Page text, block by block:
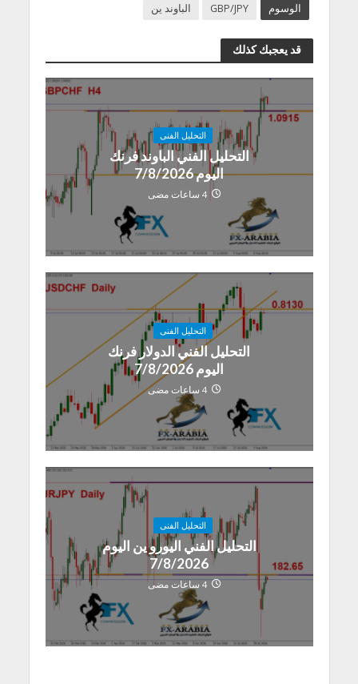
الوسوم GBP/JPY الباوند ين
قد يعجبك كذلك
التحليل الفنى
التحليل الفني الباوند فرنك
اليوم 7/8/2026
4 ساعات مضى
التحليل الفنى
التحليل الفني الدولار فرنك
اليوم 7/8/2026
4 ساعات مضى
التحليل الفنى
التحليل الفني اليورو ين اليوم
7/8/2026
4 ساعات مضى